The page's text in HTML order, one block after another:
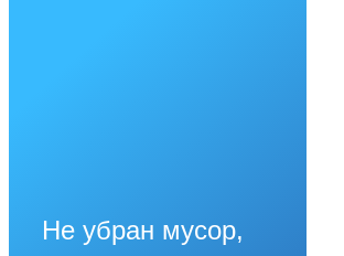
Не убран мусор,